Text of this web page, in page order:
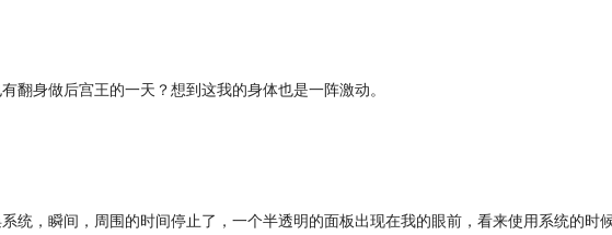
翻身做后宫王的一天？想到这我的身体也是一阵激动。
统，瞬间，周围的时间停止了，一个半透明的面板出现在我的眼前，看来使用系统的时